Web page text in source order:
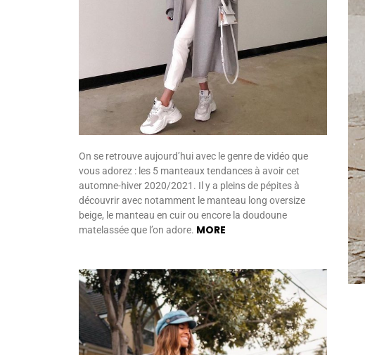
On se retrouve aujourd’hui avec le genre de vidéo que
vous adorez : les 5 manteaux tendances à avoir cet
automne-hiver 2020/2021. Il y a pleins de pépites à
découvrir avec notamment le manteau long oversize
beige, le manteau en cuir ou encore la doudoune
matelassée que l’on adore. MORE